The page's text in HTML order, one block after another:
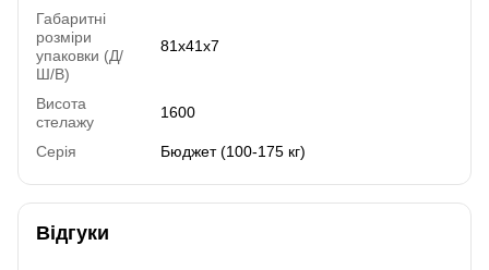
Габаритні
розміри
упаковки (Д/
Ш/В)
81х41х7
Висота
стелажу
1600
Серія Бюджет (100-175 кг)
Відгуки